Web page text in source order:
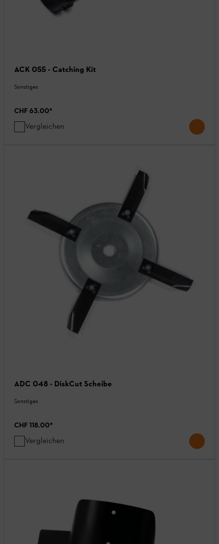
ACK 055 - Catching Kit
Sonstiges
CHF 63.00*
Vergleichen
ADC 048 - DiskCut Scheibe
Sonstiges
CHF 118.00*
Vergleichen